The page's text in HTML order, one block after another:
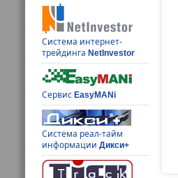
Система интернет-
трейдингаNetInvestor
СервисEasyMANi
Система реал-тайм
информацииДикси+